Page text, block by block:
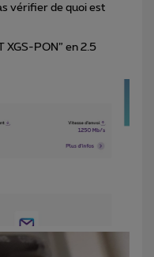
vérifier de quoi est
XGS-PON” en 2.5